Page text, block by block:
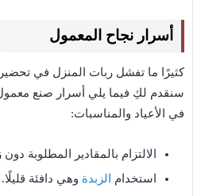
أسرار نجاح المعمول
كثيرًا ما تفشل ربات المنزل في
سنقدم لكِ فيما يلي أسرار صنع
في الأعياد والمناسبات:
الالتزام بالمقادير المطلوبة
استخدام
الزبدة وهي دافئة قليلًا.